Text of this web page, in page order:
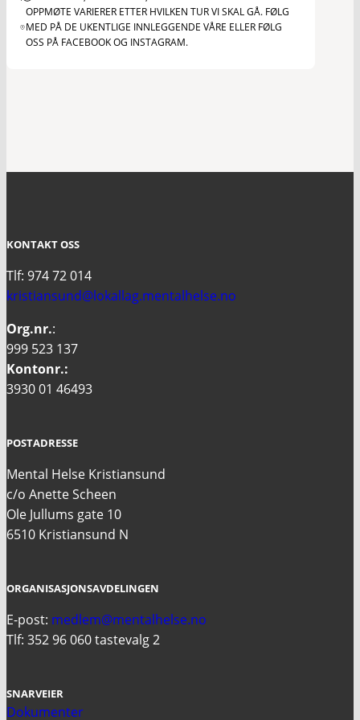
OPPMØTE VARIERER ETTER HVILKEN TUR VI SKAL GÅ. FØLG
MED PÅ DE UKENTLIGE INNLEGGENDE VÅRE ELLER FØLG
OSS PÅ FACEBOOK OG INSTAGRAM.
KONTAKT OSS
Tlf: 974 72 014
kristiansund@lokallag.mentalhelse.no
Org.nr.:
999 523 137
Kontonr.:
3930 01 46493
POSTADRESSE
Mental Helse Kristiansund
c/o Anette Scheen
Ole Jullums gate 10
6510 Kristiansund N
ORGANISASJONSAVDELINGEN
E-post: medlem@mentalhelse.no
Tlf: 352 96 060 tastevalg 2
SNARVEIER
Dokumenter